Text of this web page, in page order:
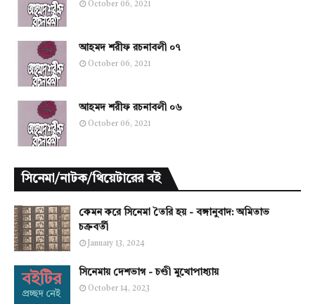
October 06, 2021
আহমদ শরীফ রচনাবলী ০৭
October 06, 2021
আহমদ শরীফ রচনাবলী ০৬
October 06, 2021
সিনেমা/নাটক/থিয়েটারের বই
কেমন করে সিনেমা তৈরি হয় - বঙ্গানুবাদ: অমিতাভ
চক্রবর্তী
January 13, 2024
সিনেমায় দেশভাগ - চণ্ডী মুখোপাধ্যায়
October 14, 2023